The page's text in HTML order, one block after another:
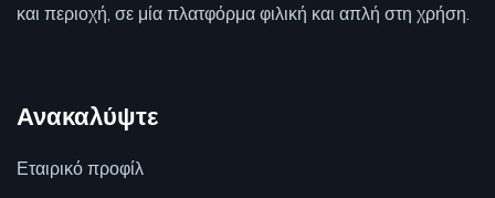
και περιοχή, σε μία πλατφόρμα φιλική και απλή στη χρήση.
Ανακαλύψτε
Εταιρικό προφίλ